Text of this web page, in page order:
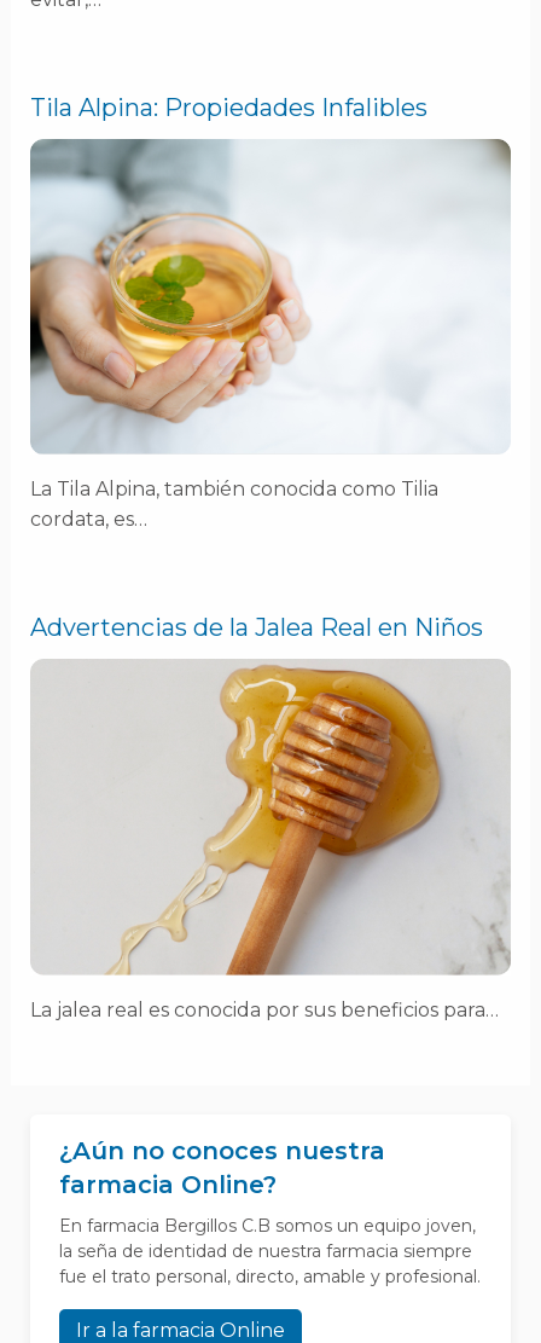
Tila Alpina: Propiedades Infalibles
La Tila Alpina, también conocida como Tilia
cordata, es…
Advertencias de la Jalea Real en Niños
La jalea real es conocida por sus beneficios para…
¿Aún no conoces nuestra
farmacia Online?
En farmacia Bergillos C.B somos un equipo joven,
la seña de identidad de nuestra farmacia siempre
fue el trato personal, directo, amable y profesional.
Ir a la farmacia Online